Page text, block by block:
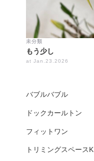
バブルバブル
ドックカールトン
フィットワン
トリミングスペースK
未分類
もう少し
at Jan.23.2026